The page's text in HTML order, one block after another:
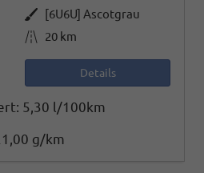
Außenfarbe
[6U6U] Ascotgrau
Kilometerstand 20 km
Details
5,30 l/100km
g/km